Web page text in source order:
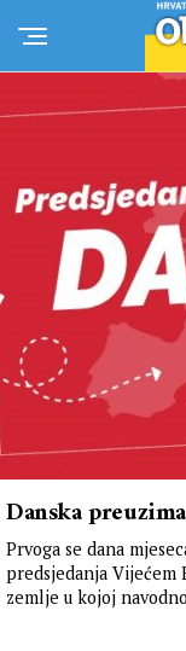
Danska
Prvoga se dana
predsjedanja Vijećem
zemlje u kojoj